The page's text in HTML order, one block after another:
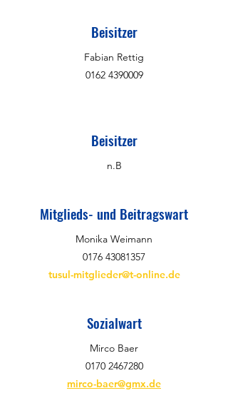
Beisitzer
Fabian Rettig
0162 4390009
Beisitzer
n.B
Mitglieds- und Beitragswart
Monika Weimann
0176 43081357
tusul-mitglieder@t-online.de
Sozialwart
Mirco Baer
0170 2467280
mirco-baer@gmx.de